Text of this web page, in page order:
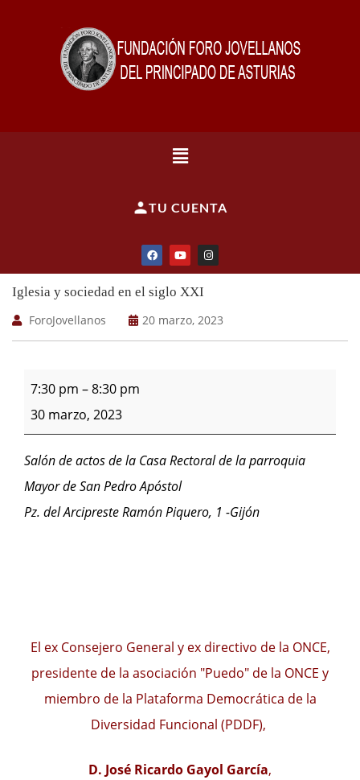
TU CUENTA
Iglesia y sociedad en el siglo XXI
ForoJovellanos
20 marzo, 2023
7:30 pm –8:30 pm
30 marzo, 2023
Salón de actos de la Casa Rectoral de la parroquia
Mayor de San Pedro Apóstol
Pz. del Arcipreste Ramón Piquero, 1 -Gijón
El ex Consejero General y ex directivo de la ONCE,
presidente de la asociación "Puedo" de la ONCE y
miembro de la Plataforma Democrática de la
Diversidad Funcional (PDDF),
D. José Ricardo Gayol García,